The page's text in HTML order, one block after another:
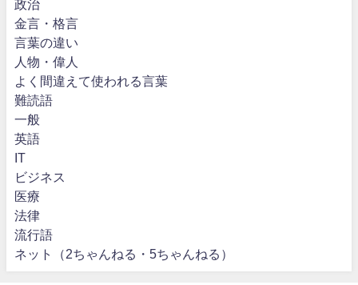
政治
金言・格言
言葉の違い
人物・偉人
よく間違えて使われる言葉
難読語
一般
英語
IT
ビジネス
医療
法律
流行語
ネット（2ちゃんねる・5ちゃんねる）